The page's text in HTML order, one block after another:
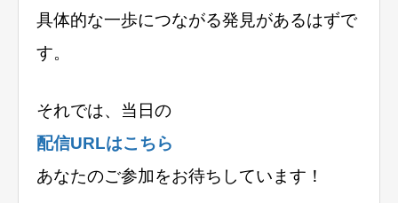
具体的な一歩につながる発見があるはずで
す。
それでは、当日の
配信URLはこちら
あなたのご参加をお待ちしています！